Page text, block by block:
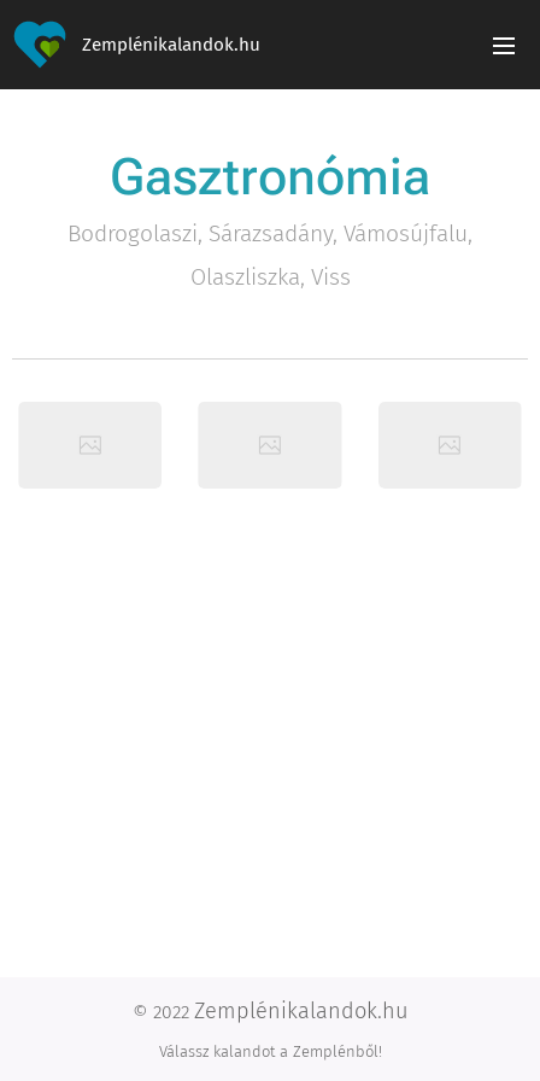
Zemplénikalandok.hu
Gasztronómia
Bodrogolaszi, Sárazsadány, Vámosújfalu,
Olaszliszka, Viss
© 2022 Zemplénikalandok.hu
Válassz kalandot a Zemplénből!